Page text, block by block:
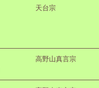
天台宗
高野山真言宗